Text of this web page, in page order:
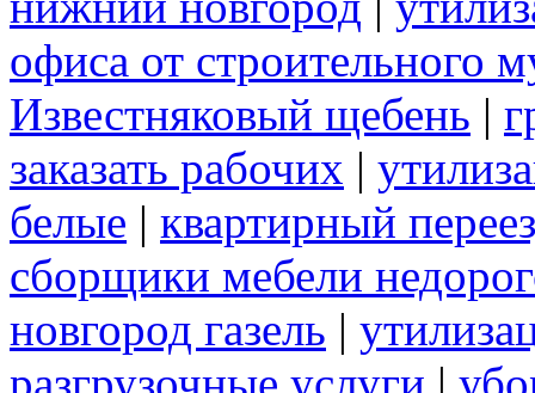
офиса от строительного
Известняковый щебень |
заказать рабочих |
белые | квартирный
сборщики мебели
новгород газель |